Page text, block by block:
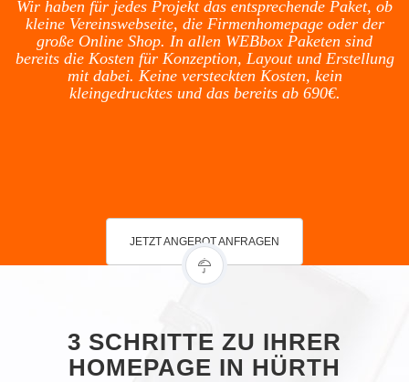
Wir haben für jedes Projekt das entsprechende Paket, ob
kleine Vereinswebseite, die Firmenhomepage oder der
große Online Shop. In allen WEBbox Paketen sind
bereits die Kosten für Konzeption, Layout und Erstellung
mit dabei. Keine versteckten Kosten, kein
kleingedrucktes und das bereits ab 690€.
JETZT ANGEBOT ANFRAGEN
3 SCHRITTE ZU IHRER
HOMEPAGE IN HÜRTH